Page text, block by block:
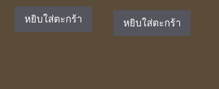
฿4,490.00.
฿2,990.00.
หยิบใส่ตะกร้า
฿1,490.00.
หยิบใส่ตะกร้า